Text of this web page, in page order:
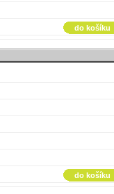
do košíku
do košíku